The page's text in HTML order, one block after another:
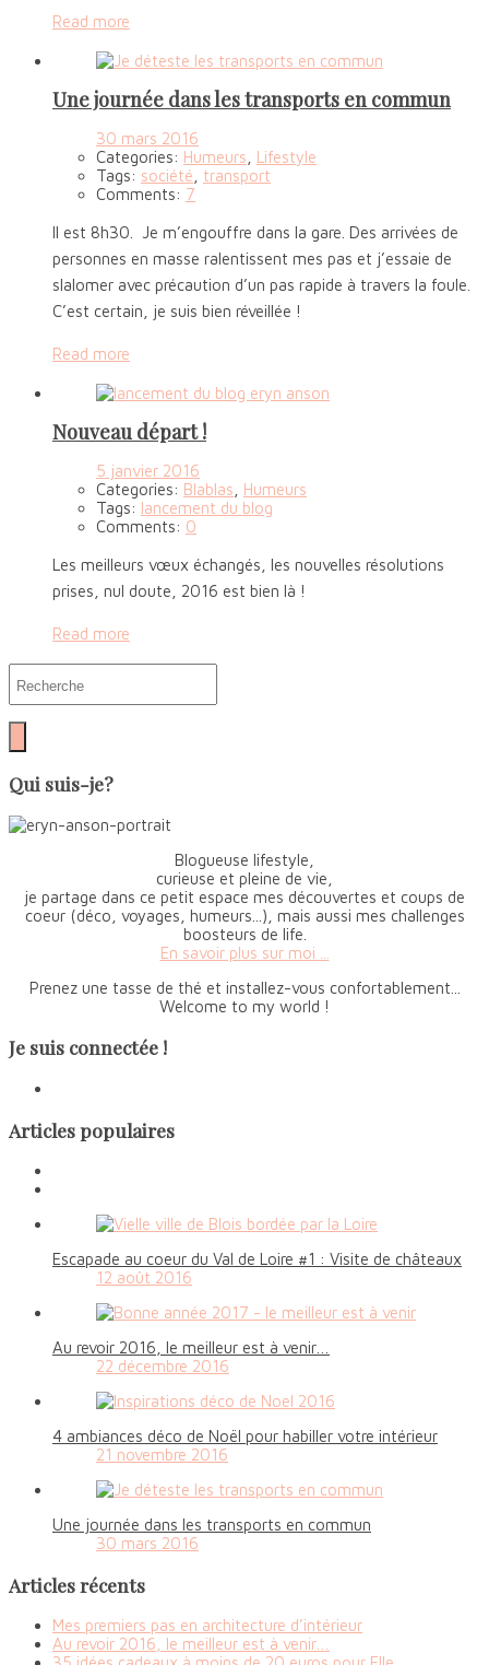
Read more
Une journée dans les transports en commun
30 mars 2016
Categories: Humeurs
Lifestyle
Tags: société
transport
Comments: 7
Il est 8h30. Je m’engouffre dans la gare. Des arrivées de
personnes en masse ralentissent mes pas et j’essaie de
slalomer avec précaution d’un pas rapide à travers la foule.
C’est certain, je suis bien réveillée !
Read more
Nouveau départ !
5 janvier 2016
Categories: Blablas
Humeurs
Tags: lancement du blog
Comments: 0
Les meilleurs vœux échangés, les nouvelles résolutions
prises, nul doute, 2016 est bien là !
Read more
Qui suis-je?
Blogueuse lifestyle,
curieuse et pleine de vie,
je partage dans ce petit espace mes découvertes et coups de
coeur (déco, voyages, humeurs...), mais aussi mes challenges
boosteurs de life.
En savoir plus sur moi ...
Prenez une tasse de thé et installez-vous confortablement...
Welcome to my world !
Je suis connectée !
Articles populaires
Escapade au coeur du Val de Loire #1 : Visite de châteaux
12 août 2016
Au revoir 2016, le meilleur est à venir…
22 décembre 2016
4 ambiances déco de Noël pour habiller votre intérieur
21 novembre 2016
Une journée dans les transports en commun
30 mars 2016
Articles récents
Mes premiers pas en architecture d’intérieur
Au revoir 2016, le meilleur est à venir…